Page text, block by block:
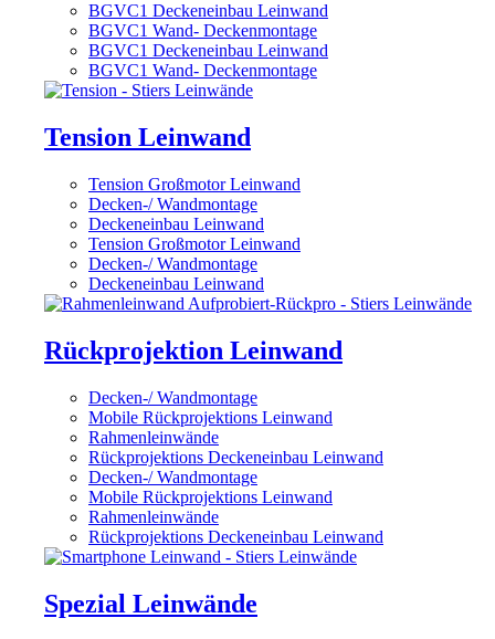
BGVC1 Deckeneinbau Leinwand
BGVC1 Wand- Deckenmontage
BGVC1 Deckeneinbau Leinwand
BGVC1 Wand- Deckenmontage
Tension Leinwand
Tension Großmotor Leinwand
Decken-/ Wandmontage
Deckeneinbau Leinwand
Tension Großmotor Leinwand
Decken-/ Wandmontage
Deckeneinbau Leinwand
Rückprojektion Leinwand
Decken-/ Wandmontage
Mobile Rückprojektions Leinwand
Rahmenleinwände
Rückprojektions Deckeneinbau Leinwand
Decken-/ Wandmontage
Mobile Rückprojektions Leinwand
Rahmenleinwände
Rückprojektions Deckeneinbau Leinwand
Spezial Leinwände